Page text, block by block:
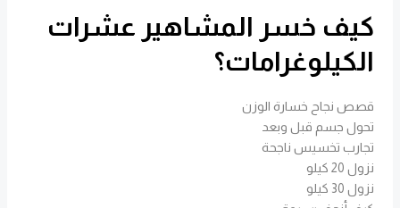
كيف خسر المشاهير عشرات
الكيلوغرامات؟
قصص نجاح خسارة الوزن
تحول جسم قبل وبعد
تجارب تخسيس ناجحة
نزول 20 كيلو
نزول 30 كيلو